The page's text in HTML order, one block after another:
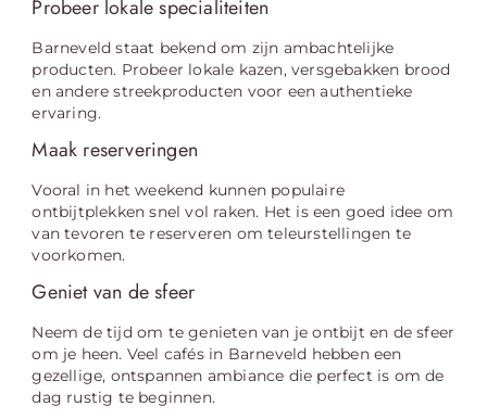
Probeer lokale specialiteiten
Barneveld staat bekend om zijn ambachtelijke
producten. Probeer lokale kazen, versgebakken brood
en andere streekproducten voor een authentieke
ervaring.
Maak reserveringen
Vooral in het weekend kunnen populaire
ontbijtplekken snel vol raken. Het is een goed idee om
van tevoren te reserveren om teleurstellingen te
voorkomen.
Geniet van de sfeer
Neem de tijd om te genieten van je ontbijt en de sfeer
om je heen. Veel cafés in Barneveld hebben een
gezellige, ontspannen ambiance die perfect is om de
dag rustig te beginnen.